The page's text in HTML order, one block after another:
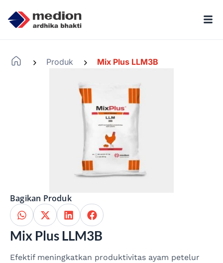
Produk Mix Plus LLM3B
Bagikan Produk
Mix Plus LLM3B
Efektif meningkatkan produktivitas ayam petelur